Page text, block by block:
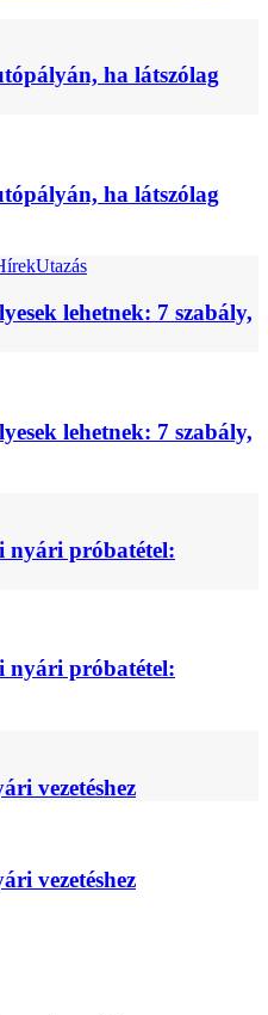
ha látszólag
ha látszólag
Utazás
lehetnek: 7 szabály,
lehetnek: 7 szabály,
nyári próbatétel:
nyári próbatétel:
vezetéshez
vezetéshez